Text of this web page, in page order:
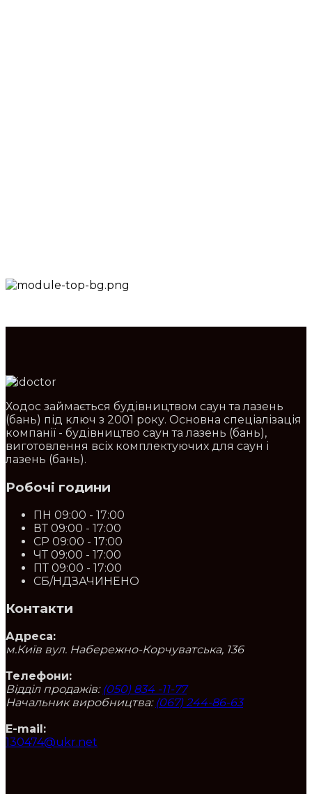
Ходос займається будівництвом саун та лазень
(бань) під ключ з 2001 року. Основна спеціалізація
компанії - будівництво саун та лазень (бань),
виготовлення всіх комплектуючих для саун і
лазень (бань).
Робочі години
ПН 09:00 - 17:00
ВТ 09:00 - 17:00
СР 09:00 - 17:00
ЧТ 09:00 - 17:00
ПТ 09:00 - 17:00
СБ/НДЗАЧИНЕНО
Контакти
Адреса:
м.Київ вул. Набережно-Корчуватська, 136
Телефони:
Відділ продажів: (050) 834 -11-77
Начальник виробництва: (067) 244-86-63
E-mail:
130474@ukr.net